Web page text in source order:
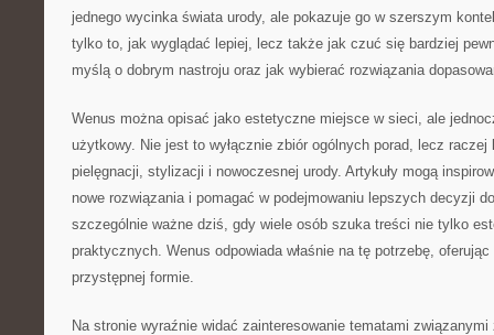
jednego wycinka świata urody, ale pokazuje go w szerszym
tylko to, jak wyglądać lepiej, lecz także jak czuć się bardziej
myślą o dobrym nastroju oraz jak wybierać rozwiązania
Wenus można opisać jako estetyczne miejsce w sieci, ale
użytkowy. Nie jest to wyłącznie zbiór ogólnych porad, lecz raczej
pielęgnacji, stylizacji i nowoczesnej urody. Artykuły mogą
nowe rozwiązania i pomagać w podejmowaniu lepszych decyzji
szczególnie ważne dziś, gdy wiele osób szuka treści nie tylko
praktycznych. Wenus odpowiada właśnie na tę potrzebę,
przystępnej formie.
Na stronie wyraźnie widać zainteresowanie tematami